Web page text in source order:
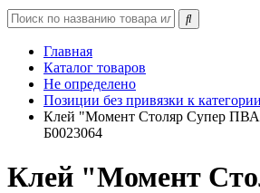
Главная
Каталог товаров
Не определено
Позиции без привязки к категории
Клей "Момент Столяр Супер
Б0023064
Клей "Момент